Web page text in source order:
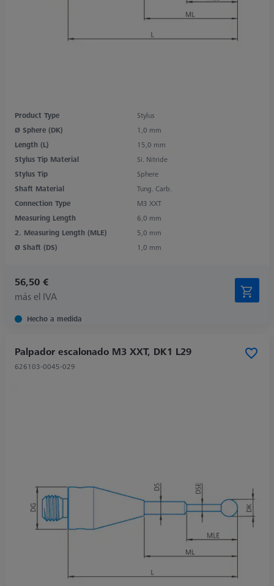
Product Type
Stylus
Ø Sphere (DK)
1,0 mm
Length (L)
15,0 mm
Stylus Tip Material
Si. Nitride
Stylus Tip
Sphere
Shaft Material
Tung. Carb.
Connection Type
M3 XXT
Measuring Length
6,0 mm
2. Measuring Length (MLE)
5,0 mm
Ø Shaft (DS)
1,0 mm
56,50 €
más el IVA
Hecho a medida
Palpador escalonado M3 XXT, DK1 L29
626103-0045-029